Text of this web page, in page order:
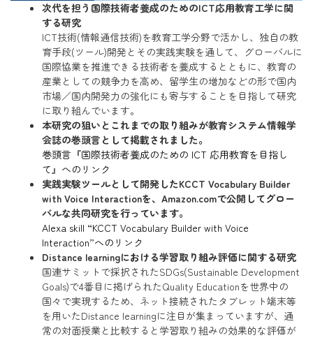
次代を担う国際技術者養成のためのICT応用教育工学に関
する研究
ICT技術(情報通信技術)を教育工学分野で活かし、独自の教
育手段(ツール)開発とその実践実験を通して、グローバルに
国際協業を推進できる技術者を養成するとともに、教育の
産業としての競争力を高め、留学生の増加などの形で国内
市場／国内開発力の強化にも寄与することを目指して研究
に取り組んでいます。
本研究の狙いとこれまでの取り組みが教育システム情報学
会誌の巻頭言として掲載されました。
巻頭言『国際技術者養成のための ICT 応用教育を目指し
て』へのリンク
実践実験ツールとして開発したKCCT Vocabulary Builder
with Voice Interactionを、Amazon.comで公開してグロー
バルな共同研究を行っています。
Alexa skill “KCCT Vocabulary Builder with Voice
Interaction”へのリンク
Distance learningにおける学習取り組み評価に関する研究
国連サミットで採択されたSDGs(Sustainable Development
Goals)で4番目に掲げられたQuality Educationを世界中の
国々で実現するため、ネット接続されたタブレット端末等
を用いたDistance learningに注目が集まっていますが、通
常の対面授業と比較すると学習取り組みの効果的な評価が